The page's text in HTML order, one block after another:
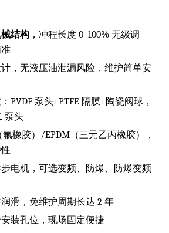
结构 ，冲程长度 0–100% 无级调
，无液压油泄漏风险，维护简单安
PVDF 泵头+PTFE 隔膜+陶瓷阀球，
泵头
氟橡胶）/EPDM（三元乙丙橡胶），
电机，可选变频、防爆、防爆变频
滑，免维护周期长达 2 年
装孔位，现场固定便捷